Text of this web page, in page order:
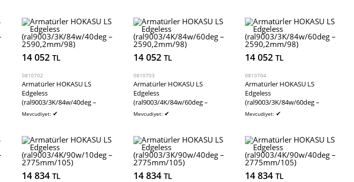
14 052TL
0810702
Armatürler HOKASU LS
Edgeless
(ral9003/3K/84w/40deg –
2590,2mm/98)
Mevcudiyet: ✔
14 052TL
0810703
Armatürler HOKASU LS
Edgeless
(ral9003/4K/84w/60deg –
2590,2mm/98)
Mevcudiyet: ✔
14 052TL
0810704
Armatürler HOKASU LS
Edgeless
(ral9003/3K/84w/60deg –
2590,2mm/98)
Mevcudiyet: ✔
14 834TL 14 834TL 14 834TL